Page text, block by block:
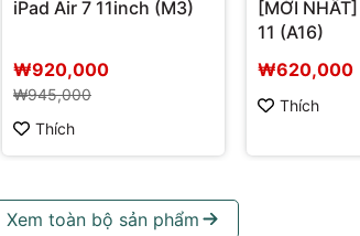
iPad Air 7 11inch (M3)
₩920,000
₩945,000
Thích
[MỚI
11 (A16)
₩620,000
Thích
Xem toàn bộ sản phẩm